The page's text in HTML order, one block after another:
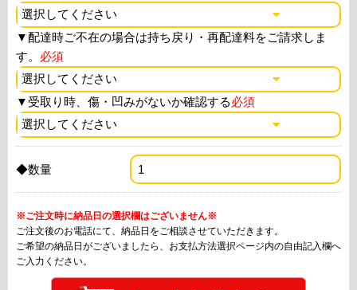
▼配達時ご不在の場合は持ち戻り・再配達料をご請求しま
す。 必須
▼ 受取り時、傷・凹みがないか確認する必須
◆数量
※ご注文時に納品日の選択欄はございません※
ご注文後のお電話にて、納品日をご相談させていただきます。
ご希望の納品日がございましたら、お支払方法選択ページ内の自由記入欄へ
ご入力ください。